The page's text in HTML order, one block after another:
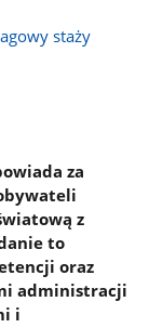
staży
za
z
to
oraz
administracji
i